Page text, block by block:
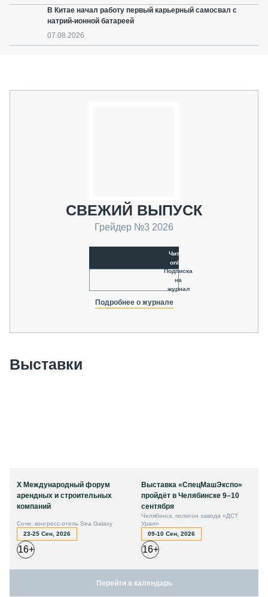
В Китае начал работу первый карьерный самосвал с
натрий-ионной батареей
07.08.2026
СВЕЖИЙ ВЫПУСК
Грейдер №3 2026
Читать
online
Подписка
на
журнал
Подробнее о журнале
Выставки
X Международный форум
арендных и строительных
компаний
Сочи, конгресс-отель Sea Galaxy
23-25 Сен, 2026
16+
Выставка «СпецМашЭкспо»
пройдёт в Челябинске 9–10
сентября
Челябинск, полигон завода «ДСТ
Урал»
09-10 Сен, 2026
16+
Перейти в календарь